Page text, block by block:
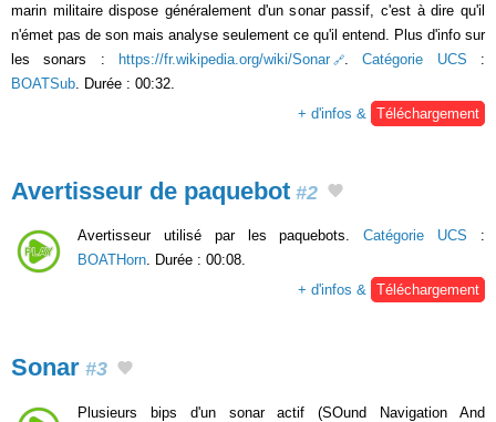
marin militaire dispose généralement d'un sonar passif, c'est à dire qu'il
n'émet pas de son mais analyse seulement ce qu'il entend. Plus d'info sur
les sonars : https://fr.wikipedia.org/wiki/Sonar .Catégorie UCS :
BOATSub . Durée : 00:32.
+ d'infos &
Téléchargement
Avertisseur de paquebot #2
Avertisseur utilisé par les paquebots.Catégorie UCS :
BOATHorn. Durée : 00:08.
+ d'infos & Téléchargement
Sonar #3
Plusieurs bips d'un sonar actif (SOund Navigation And